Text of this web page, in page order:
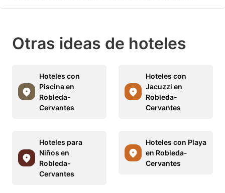
Otras ideas de hoteles
Hoteles con
Piscina en
Robleda-
Cervantes
Hoteles con
Jacuzzi en
Robleda-
Cervantes
Hoteles para
Niños en
Robleda-
Cervantes
Hoteles con Playa
en Robleda-
Cervantes